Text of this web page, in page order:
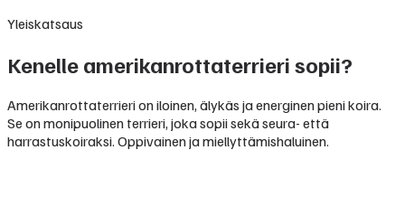
Yleiskatsaus
Kenelle amerikanrottaterrieri sopii?
Amerikanrottaterrieri on iloinen, älykäs ja energinen pieni koira.
Se on monipuolinen terrieri, joka sopii sekä seura- että
harrastuskoiraksi. Oppivainen ja miellyttämishaluinen.